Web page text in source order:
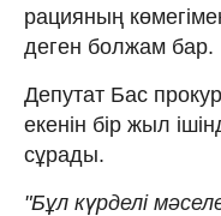
рацияның
деген болжам бар.
Депутат Бас
екенін бір жыл
сұрады.
"Бұл күрделі